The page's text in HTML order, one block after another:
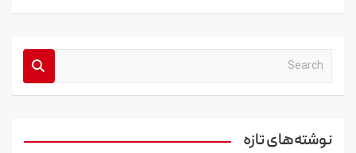
a
c
نوشته‌های تازه